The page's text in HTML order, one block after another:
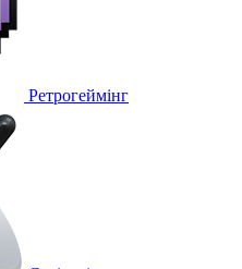
Ретрогеймінг